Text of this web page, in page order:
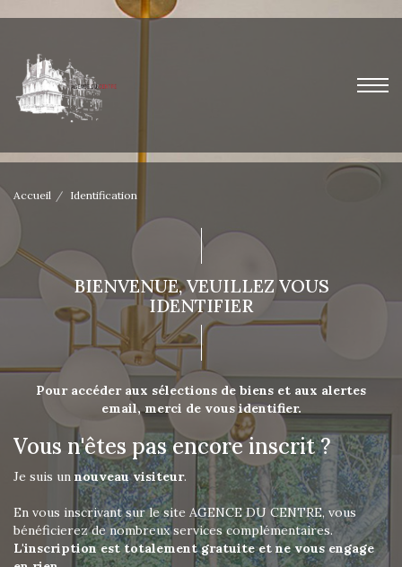
Accueil Identification
BIENVENUE, VEUILLEZ VOUS
IDENTIFIER
Pour accéder aux sélections de biens et aux alertes
email, merci de vous identifier.
Vous n'êtes pas encore inscrit ?
Je suis un nouveau visiteur.
En vous inscrivant sur le site AGENCE DU CENTRE, vous
bénéficierez de nombreux services complémentaires.
L'inscription est totalement gratuite et ne vous engage